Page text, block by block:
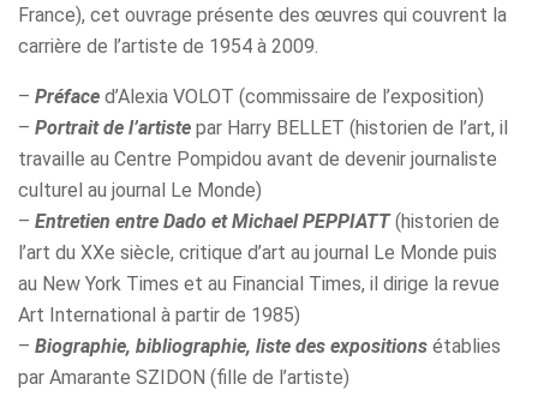
France), cet ouvrage présente des œuvres qui couvrent la
carrière de l’artiste de 1954 à 2009.
– Préface d’Alexia VOLOT (commissaire de l’exposition)
– Portrait de l’artiste par Harry BELLET (historien de l’art, il
travaille au Centre Pompidou avant de devenir journaliste
culturel au journal Le Monde)
– Entretien entre Dado et Michael PEPPIATT(historien de
l’art du XXe siècle, critique d’art au journal Le Monde puis
au New York Times et au Financial Times, il dirige la revue
Art International à partir de 1985)
– Biographie, bibliographie, liste des expositions établies
par Amarante SZIDON (fille de l’artiste)